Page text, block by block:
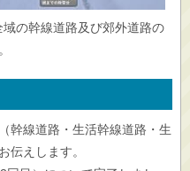
の幹線道路及び郊外道路の
幹線道路・生活幹線道路・生
伝えします。